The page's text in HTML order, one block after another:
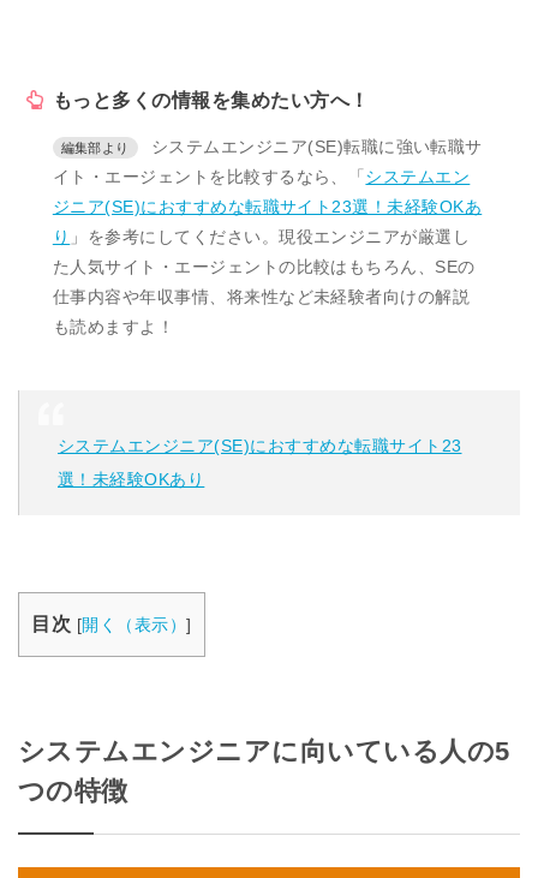
もっと多くの情報を集めたい方へ！
システムエンジニア(SE)転職に強い転職サ
イト・エージェントを比較するなら、「 システムエン
ジニア(SE)におすすめな転職サイト23選！未経験OKあ
り 」を参考にしてください。現役エンジニアが厳選し
た人気サイト・エージェントの比較はもちろん、SEの
仕事内容や年収事情、将来性など未経験者向けの解説
も読めますよ！
システムエンジニア(SE)におすすめな転職サイト23
選！未経験OKあり
目次 [開く（表示）]
システムエンジニアに向いている人の5
つの特徴